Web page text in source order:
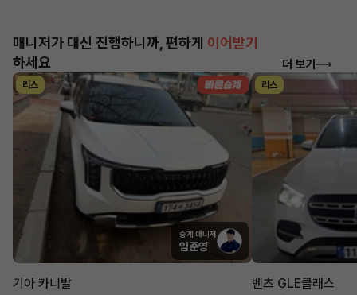
매니저가 대신 진행하니까, 편하게 이어받기
하세요
더 보기
리스
승계 매니저
임준영
기아 카니발
리스
벤츠 GLE클래스